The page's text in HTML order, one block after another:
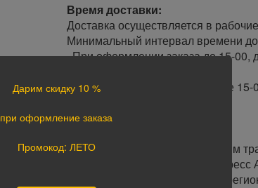
Время доставки:
Доставка осуществляется в
Минимальный интервал времени
· При оформлении заказа до 15-00,
· При оформлении заказа после 15-
В любой уголок России доставим
Почта России, ПЭК, GTD,
Стоимость доставки в разные
Дарим скидку 10 %
при оформление заказа
Промокод: ЛЕТО